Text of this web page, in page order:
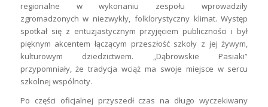
regionalne w wykonaniu zespołu wprowadziły
zgromadzonych w niezwykły, folklorystyczny klimat. Występ
spotkał się z entuzjastycznym przyjęciem publiczności i był
pięknym akcentem łączącym przeszłość szkoły z jej żywym,
kulturowym dziedzictwem. „Dąbrowskie Pasiaki”
przypomniały, że tradycja wciąż ma swoje miejsce w sercu
szkolnej wspólnoty.
Po części oficjalnej przyszedł czas na długo wyczekiwany